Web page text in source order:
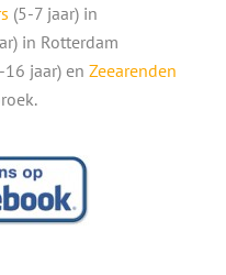
(5-7 jaar) in
in Rotterdam
16 jaar) enZeearenden